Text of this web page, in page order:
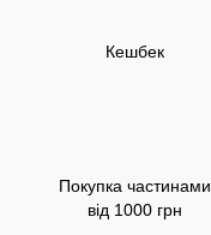
Кешбек
Покупка частинами
від 1000 грн